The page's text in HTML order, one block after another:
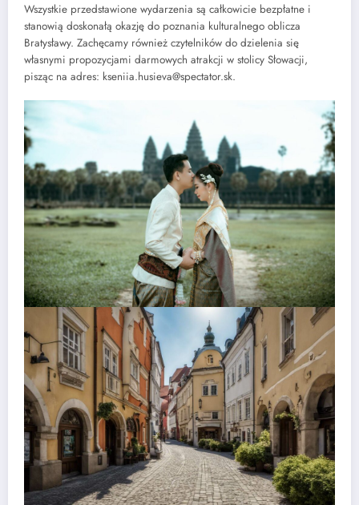
Wszystkie przedstawione wydarzenia są całkowicie bezpłatne i
stanowią doskonałą okazję do poznania kulturalnego oblicza
Bratysławy. Zachęcamy również czytelników do dzielenia się
własnymi propozycjami darmowych atrakcji w stolicy Słowacji,
pisząc na adres: kseniia.husieva@spectator.sk.